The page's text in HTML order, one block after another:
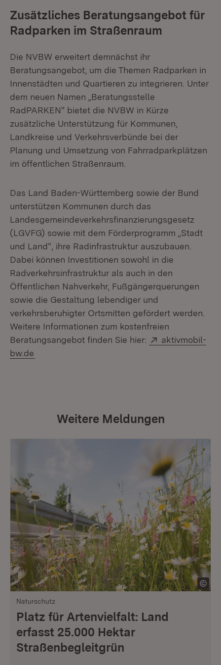
Zusätzliches Beratungsangebot für
Radparken im Straßenraum
Die NVBW erweitert demnächst ihr
Beratungsangebot, um die Themen Radparken in
Innenstädten und Quartieren zu integrieren. Unter
dem neuen Namen „Beratungsstelle
RadPARKEN" bietet die NVBW in Kürze
zusätzliche Unterstützung für Kommunen,
Landkreise und Verkehrsverbünde bei der
Planung und Umsetzung von Fahrradparkplätzen
im öffentlichen Straßenraum.
Das Land Baden-Württemberg sowie der Bund
unterstützen Kommunen durch das
Landesgemeindeverkehrsfinanzierungsgesetz
(LGVFG) sowie mit dem Förderprogramm „Stadt
und Land“, ihre Radinfrastruktur auszubauen.
Dabei können Investitionen sowohl in die
Radverkehrsinfrastruktur als auch in den
Öffentlichen Nahverkehr, Fußgängerquerungen
sowie die Gestaltung lebendiger und
verkehrsberuhigter Ortsmitten gefördert werden.
Weitere Informationen zum kostenfreien
Beratungsangebot finden Sie hier:
Extern:
aktivmobil-
bw.de
Weitere Meldungen
Naturschutz
Platz für Artenvielfalt: Land
erfasst 25.000 Hektar
Straßenbegleitgrün